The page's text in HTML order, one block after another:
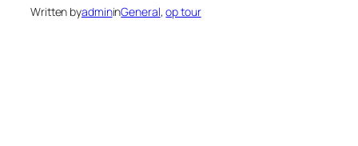
Written byadmininGeneral, op tour